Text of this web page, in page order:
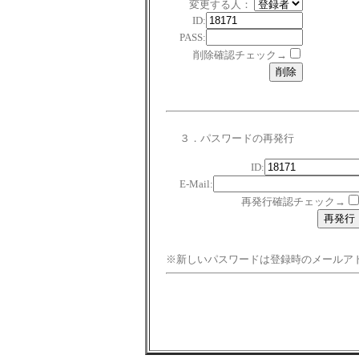
変更する人：
ID:
PASS:
削除確認チェック→
３．パスワードの再発行
ID:
E-Mail:
再発行確認チェック→
※新しいパスワードは登録時のメールア